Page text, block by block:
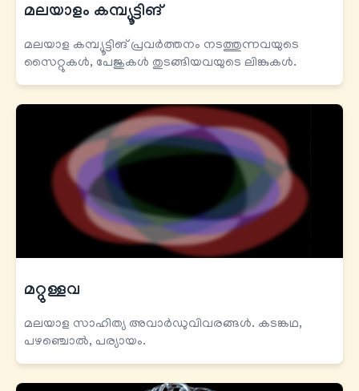
മലയാളം കമ്പ്യൂട്ടിങ്
മലയാള കമ്പ്യൂട്ടിങ് പ്രവര്‍ത്തനം നടത്തുന്നവയുടെ
സൈറ്റുകള്‍, പേജുകള്‍ തുടങ്ങിയവയുടെ ലിങ്കുകള്‍.
മറ്റുള്ളവ
മലയാള സാഹിത്യ അവാർഡുവിവരങ്ങൾ. കടങ്കഥ,
പഴഞ്ചൊൽ, പര്യായം.